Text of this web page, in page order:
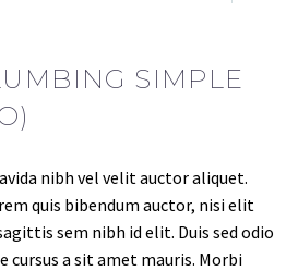
SIMPLE
nibh vel velit auctor aliquet.
quis bibendum auctor, nisi elit
sem nibh id elit. Duis sed odio
a sit amet mauris. Morbi